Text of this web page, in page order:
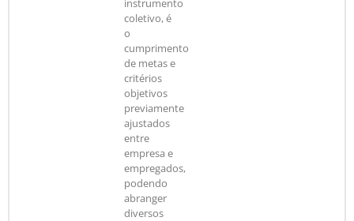
instrumento
coletivo, é
o
cumprimento
de metas e
critérios
objetivos
previamente
ajustados
entre
empresa e
empregados,
podendo
abranger
diversos